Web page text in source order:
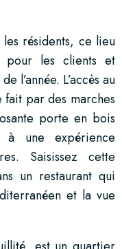
résidents, ce lieu
pour les clients et
l’année. L’accès au
fait par des marches
porte en bois
à une expérience
Saisissez cette
un restaurant qui
et la vue